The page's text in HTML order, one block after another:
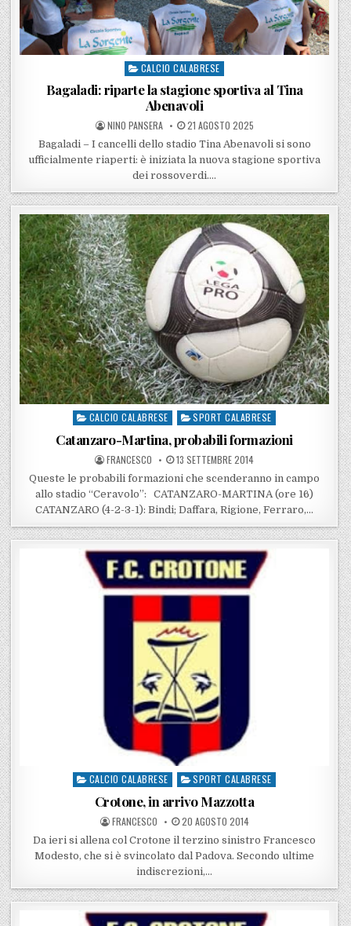
Posted in
CALCIO CALABRESE
Bagaladi: riparte la stagione sportiva al Tina
Abenavoli
POSTED BY
NINO PANSERA POSTED ON
21 AGOSTO 2025
Bagaladi – I cancelli dello stadio Tina Abenavoli si sono
ufficialmente riaperti: è iniziata la nuova stagione sportiva
dei rossoverdi….
Posted in
CALCIO CALABRESE SPORT CALABRESE
Catanzaro-Martina, probabili formazioni
POSTED BY
FRANCESCO POSTED ON
13 SETTEMBRE 2014
Queste le probabili formazioni che scenderanno in campo
allo stadio “Ceravolo”: CATANZARO-MARTINA (ore 16)
CATANZARO (4-2-3-1): Bindi; Daffara, Rigione, Ferraro,…
Posted in
CALCIO CALABRESE SPORT CALABRESE
Crotone, in arrivo Mazzotta
POSTED BY
FRANCESCO POSTED ON
20 AGOSTO 2014
Da ieri si allena col Crotone il terzino sinistro Francesco
Modesto, che si è svincolato dal Padova. Secondo ultime
indiscrezioni,…